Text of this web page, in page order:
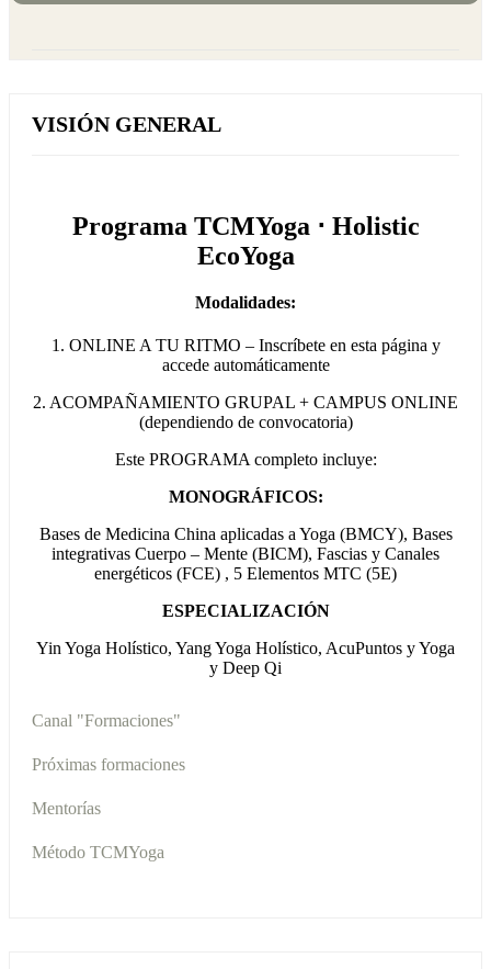
VISIÓN GENERAL
Programa TCMYoga ⋅ Holistic
EcoYoga
Modalidades:
1. ONLINE A TU RITMO – Inscríbete en esta página y
accede automáticamente
2. ACOMPAÑAMIENTO GRUPAL + CAMPUS ONLINE
(dependiendo de convocatoria)
Este PROGRAMA completo incluye:
MONOGRÁFICOS:
Bases de Medicina China aplicadas a Yoga (BMCY), Bases
integrativas Cuerpo – Mente (BICM), Fascias y Canales
energéticos (FCE) , 5 Elementos MTC (5E)
ESPECIALIZACIÓN
Yin Yoga Holístico, Yang Yoga Holístico, AcuPuntos y Yoga
y Deep Qi
Canal "Formaciones"
Próximas formaciones
Mentorías
Método TCMYoga